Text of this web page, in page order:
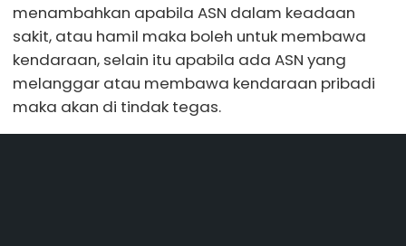
menambahkan apabila ASN dalam keadaan
sakit, atau hamil maka boleh untuk membawa
kendaraan, selain itu apabila ada ASN yang
melanggar atau membawa kendaraan pribadi
maka akan di tindak tegas.